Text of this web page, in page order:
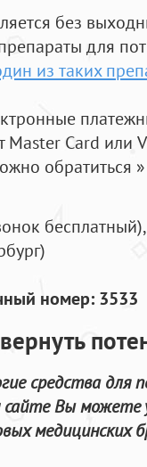
без
для
из таких
Master Card или
обратиться
бесплатный),
номер: 3533
средства для
Вы
медицинских